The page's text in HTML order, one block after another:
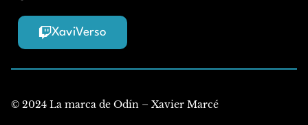
XaviVerso
© 2024 La marca de Odín – Xavier Marcé